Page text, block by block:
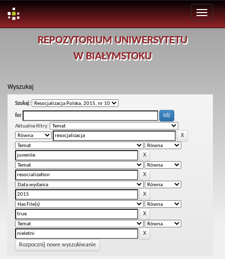
REPOZYTORIUM UNIWERSYTETU
W BIAŁYMSTOKU
Wyszukaj
Szukaj:
for
Aktualne filtry:
Rozpocznij nowe wyszukiwanie